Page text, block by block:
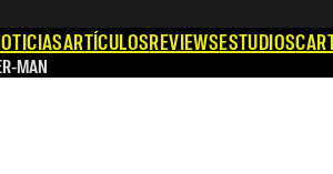
ARTÍCULOSREVIEWSESTUDIOS
MAN